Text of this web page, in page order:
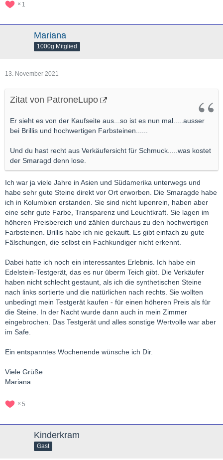
1
Mariana
1000g Mitglied
13. November 2021
Zitat von PatroneLupo
Er sieht es von der Kaufseite aus...so ist es nun mal.....ausser
bei Brillis und hochwertigen Farbsteinen......
Und du hast recht aus Verkäufersicht für Schmuck.....was kostet
der Smaragd denn lose.
Ich war ja viele Jahre in Asien und Südamerika unterwegs und
habe sehr gute Steine direkt vor Ort erworben. Die Smaragde habe
ich in Kolumbien erstanden. Sie sind nicht lupenrein, haben aber
eine sehr gute Farbe, Transparenz und Leuchtkraft. Sie lagen im
höheren Preisbereich und zählen durchaus zu den hochwertigen
Farbsteinen. Brillis habe ich nie gekauft. Es gibt einfach zu gute
Fälschungen, die selbst ein Fachkundiger nicht erkennt.
Dabei hatte ich noch ein interessantes Erlebnis. Ich habe ein
Edelstein-Testgerät, das es nur überm Teich gibt. Die Verkäufer
haben nicht schlecht gestaunt, als ich die synthetischen Steine
nach links sortierte und die natürlichen nach rechts. Sie wollten
unbedingt mein Testgerät kaufen - für einen höheren Preis als für
die Steine. In der Nacht wurde dann auch in mein Zimmer
eingebrochen. Das Testgerät und alles sonstige Wertvolle war aber
im Safe.
Ein entspanntes Wochenende wünsche ich Dir.
Viele Grüße
Mariana
5
Kinderkram
Gast